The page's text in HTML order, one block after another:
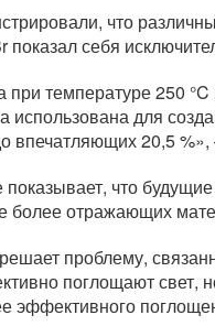
что
показал себя
при температуре 250
использована для
впечатляющих 20,5
что
более отражающих
проблему,
поглощают свет,
эффективного